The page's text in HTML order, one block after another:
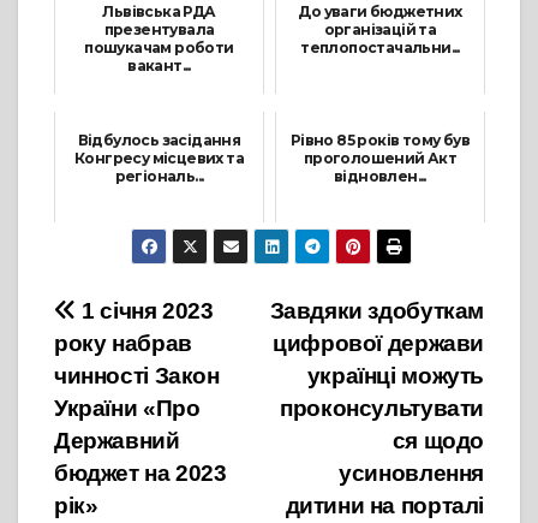
Львівська РДА
презентувала
пошукачам роботи
вакант...
До уваги бюджетних
організацій та
теплопостачальни...
Відбулось засідання
Конгресу місцевих та
регіональ...
20 Серпня, 2024
Рівно 85 років тому був
проголошений Акт
відновлен...
30 Червня, 2026
Навігація
записів
Завдяки здобуткам
цифрової держави
українці можуть
проконсультувати
ся щодо
усиновлення
дитини на порталі
1 січня 2023
року набрав
чинності Закон
України «Про
Державний
бюджет на 2023
рік»